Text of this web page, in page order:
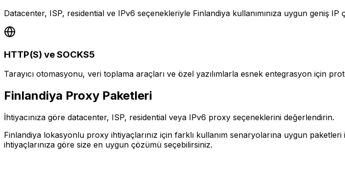
Datacenter, ISP, residential ve IPv6 seçenekleriyle Finlandiya kullanımınıza uygun geniş IP
HTTP(S) ve SOCKS5
Tarayıcı otomasyonu, veri toplama araçları ve özel yazılımlarla esnek entegrasyon için
Finlandiya Proxy Paketleri
İhtiyacınıza göre datacenter, ISP, residential veya IPv6 proxy seçeneklerini değerlendirin.
Finlandiya lokasyonlu proxy ihtiyaçlarınız için farklı kullanım senaryolarına uygun
ihtiyaçlarınıza göre size en uygun çözümü seçebilirsiniz.